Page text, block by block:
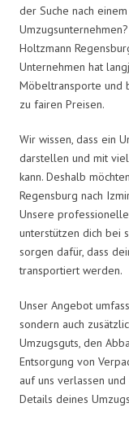
der Suche nach
Holtzmann
Unternehmen hat
Möbeltransporte und
zu fairen Preisen.
Wir wissen, dass ein
darstellen und mit
kann. Deshalb
Regensburg nach
Unsere
unterstützen dich bei
sorgen dafür, dass
transportiert werden.
Unser Angebot
sondern auch
Umzugsguts, den
Entsorgung von
auf uns verlassen
Details deines